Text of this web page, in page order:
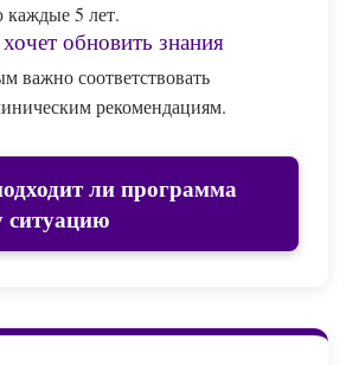
5 лет.
обновить знания
важно соответствовать
рекомендациям.
ли программа
ситуацию